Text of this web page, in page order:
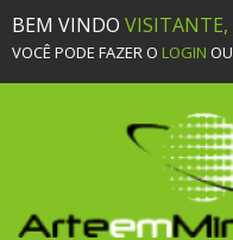
BEM VINDO VISITANTE,
VOCÊ PODE FAZER O LOGIN OU